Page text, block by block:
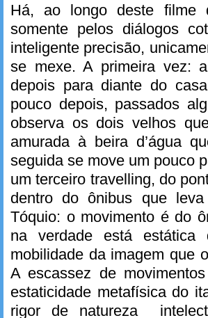
Há, ao longo deste filme
somente pelos diálogos
inteligente precisão,
se mexe. A primeira vez:
depois para diante do
pouco depois, passados
observa os dois velhos
amurada à beira d’água
seguida se move um pouco
um terceiro travelling, do
dentro do ônibus que
Tóquio: o movimento é do
na verdade está
mobilidade da imagem que
A escassez de
estaticidade metafísica do
rigor de natureza